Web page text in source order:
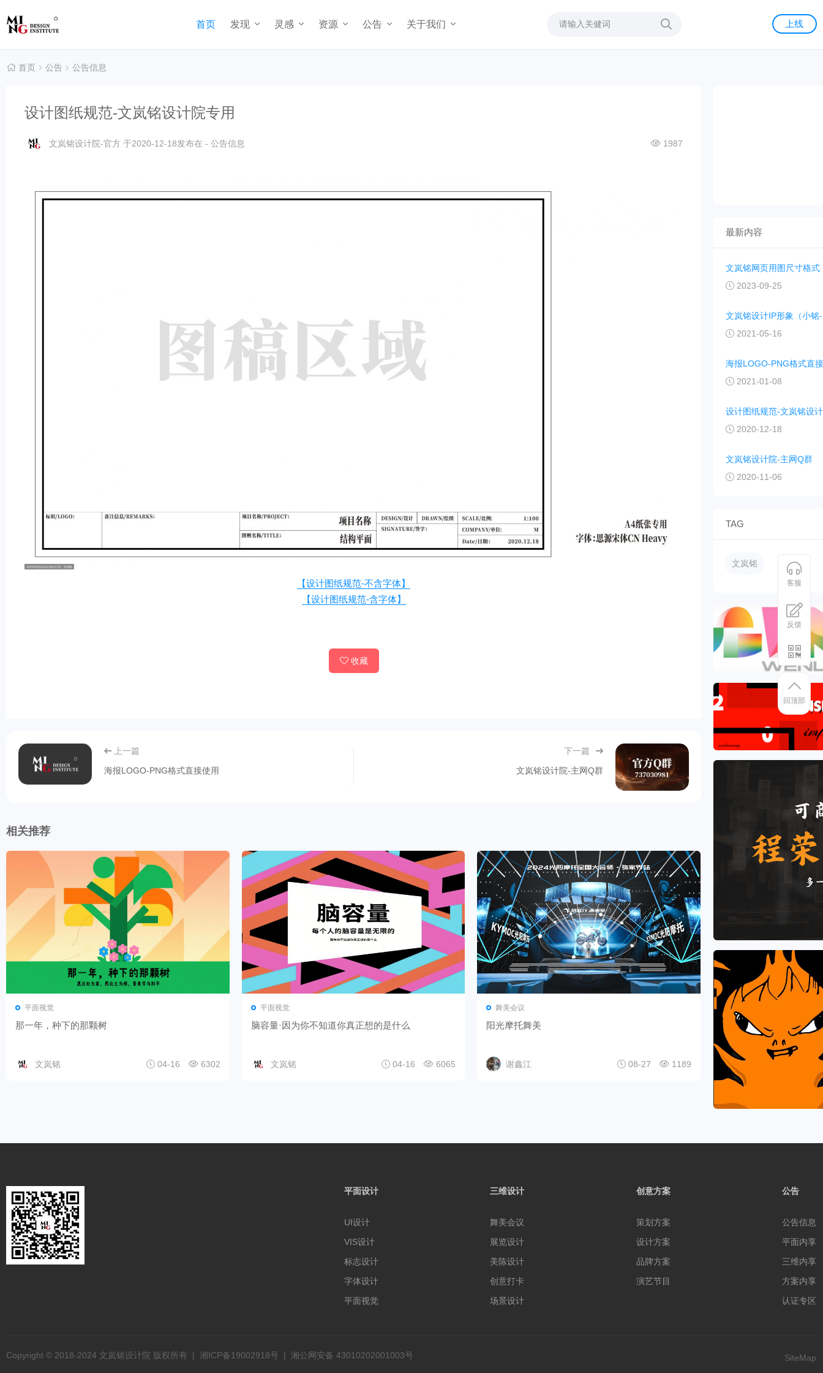
首页 发现 灵感 资源 公告 关于我们 上线
首页 公告 公告信息
设计图纸规范-文岚铭设计院专用
文岚铭设计院-官方 于2020-12-18发布在 - 公告信息 1987
【设计图纸规范-不含字体】
【设计图纸规范-含字体】
收藏
上一篇
海报LOGO-PNG格式直接使用
下一篇
文岚铭设计院-主网Q群
相关推荐
平面视觉
那一年，种下的那颗树
文岚铭 04-16 6302
平面视觉
脑容量·因为你不知道你真正想的是什么
文岚铭 04-16 6065
舞美会议
阳光摩托舞美
谢鑫江 08-27 1189
最新内容
文岚铭网页用图尺寸格式
2023-09-25
文岚铭设计IP形象（小铭
2021-05-16
海报LOGO-PNG格式直
2021-01-08
设计图纸规范-文岚铭设
2020-12-18
文岚铭设计院-主网Q群
2020-11-06
TAG
文岚铭
平面设计
UI设计
VIS设计
标志设计
字体设计
平面视觉
三维设计
舞美会议
展览设计
美陈设计
创意打卡
场景设计
创意方案
策划方案
设计方案
品牌方案
演艺节目
公告
公告信息
平面内享
三维内享
方案内享
认证专区
Copyright © 2018-2024 文岚铭设计院 版权所有 | 湘ICP备19002918号 | 湘公网安备 43010202001003号 SiteMap
客服
反馈
回顶部